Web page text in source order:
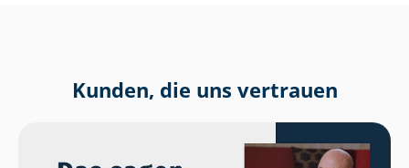
Kunden, die uns vertrauen